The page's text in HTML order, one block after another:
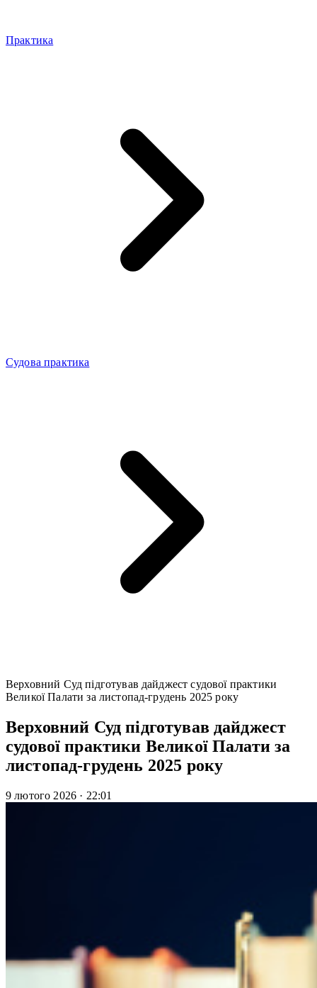
Практика
Судова практика
Верховний Суд підготував дайджест судової практики
Великої Палати за листопад-грудень 2025 року
Верховний Суд підготував дайджест
судової практики Великої Палати за
листопад-грудень 2025 року
9 лютого 2026 · 22:01